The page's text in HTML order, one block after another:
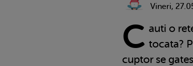
Vineri,
C auti o
tocata?
cuptor se